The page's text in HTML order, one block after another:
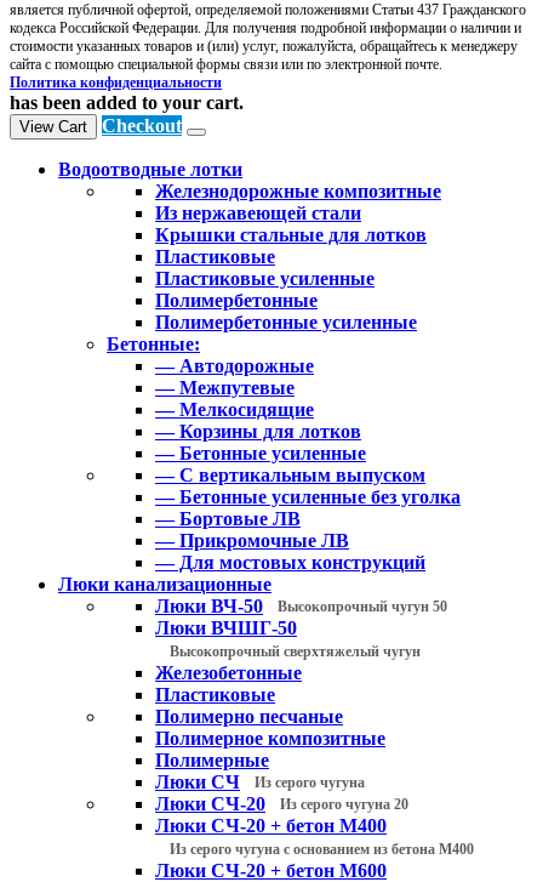
является публичной офертой, определяемой положениями Статьи 437 Гражданского
кодекса Российской Федерации. Для получения подробной информации о наличии и
стоимости указанных товаров и (или) услуг, пожалуйста, обращайтесь к менеджеру
сайта с помощью специальной формы связи или по электронной почте.
Политика конфиденциальности
has been added to your cart.
View Cart Checkout
Водоотводные лотки
Железнодорожные композитные
Из нержавеющей стали
Крышки стальные для лотков
Пластиковые
Пластиковые усиленные
Полимербетонные
Полимербетонные усиленные
Бетонные:
— Автодорожные
— Межпутевые
— Мелкосидящие
— Корзины для лотков
— Бетонные усиленные
— С вертикальным выпуском
— Бетонные усиленные без уголка
— Бортовые ЛВ
— Прикромочные ЛВ
— Для мостовых конструкций
Люки канализационные
Люки ВЧ-50
Высокопрочный чугун 50
Люки ВЧШГ-50
Высокопрочный сверхтяжелый чугун
Железобетонные
Пластиковые
Полимерно песчаные
Полимерное композитные
Полимерные
Люки СЧ
Из серого чугуна
Люки СЧ-20 Из серого чугуна 20
Люки СЧ-20 + бетон М400
Из серого чугуна с основанием из бетона М400
Люки СЧ-20 + бетон М600